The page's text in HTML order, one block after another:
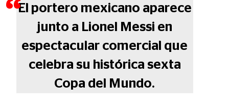
El portero mexicano aparece
junto a Lionel Messi en
espectacular comercial que
celebra su histórica sexta
Copa del Mundo.